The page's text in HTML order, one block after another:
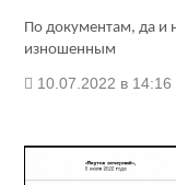
По документам, да и
изношенным
10.07.2022 в 14:16